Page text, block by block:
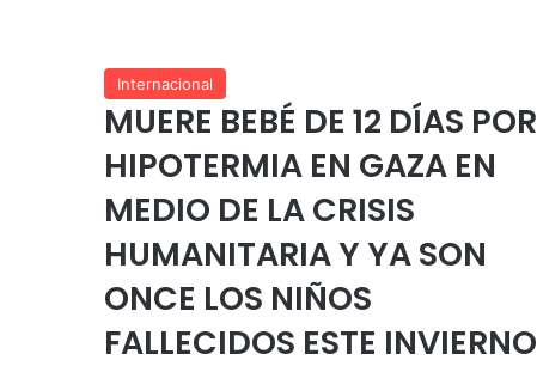
Internacional
MUERE BEBÉ DE 12 DÍAS POR
HIPOTERMIA EN GAZA EN
MEDIO DE LA CRISIS
HUMANITARIA Y YA SON
ONCE LOS NIÑOS
FALLECIDOS ESTE INVIERNO